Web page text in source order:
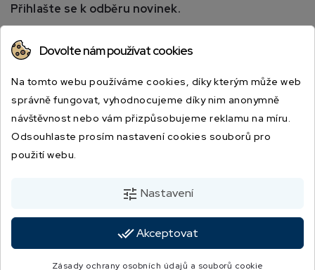
Přihlašte se k odběru novinek.
speciálních slevách.
4WORKS Solutions
Dovolte nám používat cookies
Na tomto webu používáme cookies, díky kterým může web
správně fungovat, vyhodnocujeme díky nim anonymně
návštěvnost nebo vám přizpůsobujeme reklamu na míru.
Odsouhlaste prosím nastavení cookies souborů pro
použití webu.
tune Nastavení
done_allAkceptovat
Zásady ochrany osobních údajů a souborů cookie